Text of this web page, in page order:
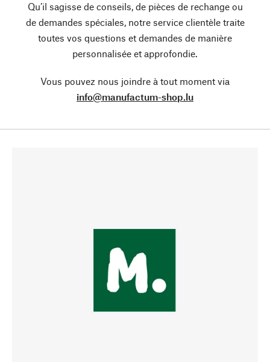
Qu’il sagisse de conseils, de pièces de rechange ou
de demandes spéciales, notre service clientèle traite
toutes vos questions et demandes de manière
personnalisée et approfondie.
Vous pouvez nous joindre à tout moment via
info@manufactum-shop.lu